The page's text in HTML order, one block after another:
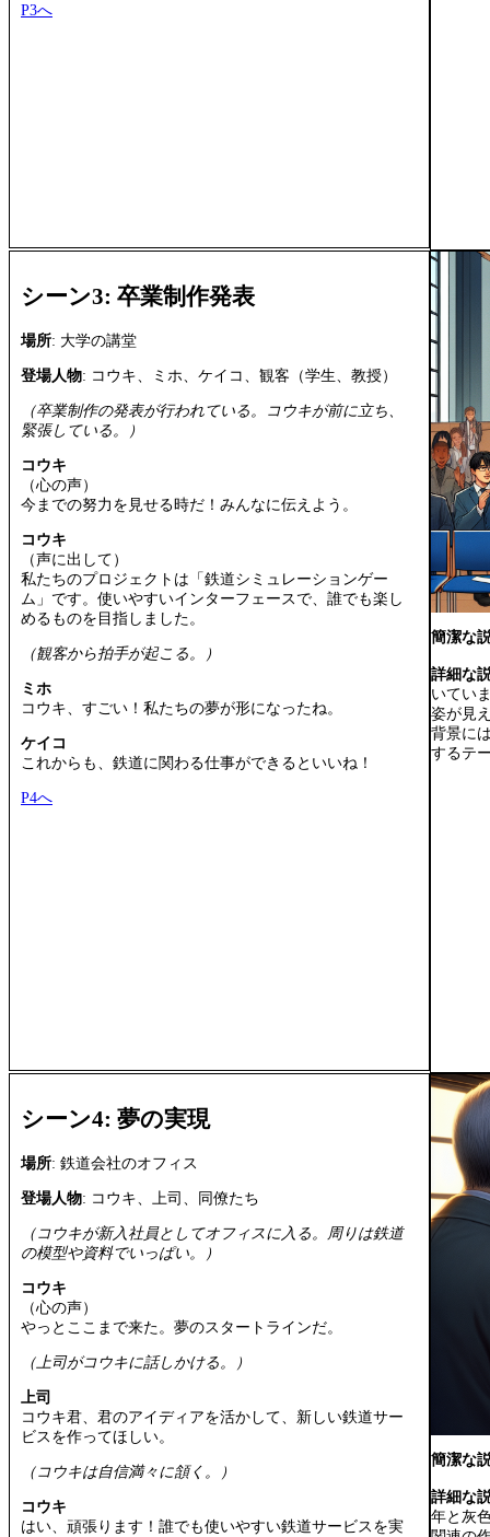
P3へ
シーン3: 卒業制作発表
場所: 大学の講堂
登場人物: コウキ、ミホ、ケイコ、観客（学生、教授）
（卒業制作の発表が行われている。コウキが前に立ち、
緊張している。）
コウキ
（心の声）
今までの努力を見せる時だ！みんなに伝えよう。
コウキ
（声に出して）
私たちのプロジェクトは「鉄道シミュレーションゲー
ム」です。使いやすいインターフェースで、誰でも楽し
めるものを目指しました。
（観客から拍手が起こる。）
ミホ
コウキ、すごい！私たちの夢が形になったね。
ケイコ
これからも、鉄道に関わる仕事ができるといいね！
P4へ
簡潔な
詳細な
いてい
姿が見
背景に
するテ
シーン4: 夢の実現
場所: 鉄道会社のオフィス
登場人物: コウキ、上司、同僚たち
（コウキが新入社員としてオフィスに入る。周りは鉄道
の模型や資料でいっぱい。）
コウキ
（心の声）
やっとここまで来た。夢のスタートラインだ。
（上司がコウキに話しかける。）
上司
コウキ君、君のアイディアを活かして、新しい鉄道サー
ビスを作ってほしい。
（コウキは自信満々に頷く。）
コウキ
はい、頑張ります！誰でも使いやすい鉄道サービスを実
簡潔な
詳細な
年と灰